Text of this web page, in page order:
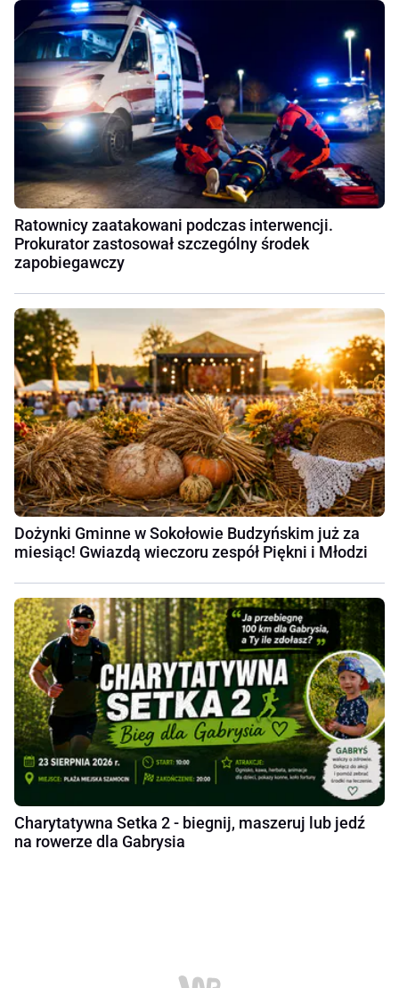
Ratownicy zaatakowani podczas interwencji.
Prokurator zastosował szczególny środek
zapobiegawczy
Dożynki Gminne w Sokołowie Budzyńskim już za
miesiąc! Gwiazdą wieczoru zespół Piękni i Młodzi
Charytatywna Setka 2 - biegnij, maszeruj lub jedź
na rowerze dla Gabrysia